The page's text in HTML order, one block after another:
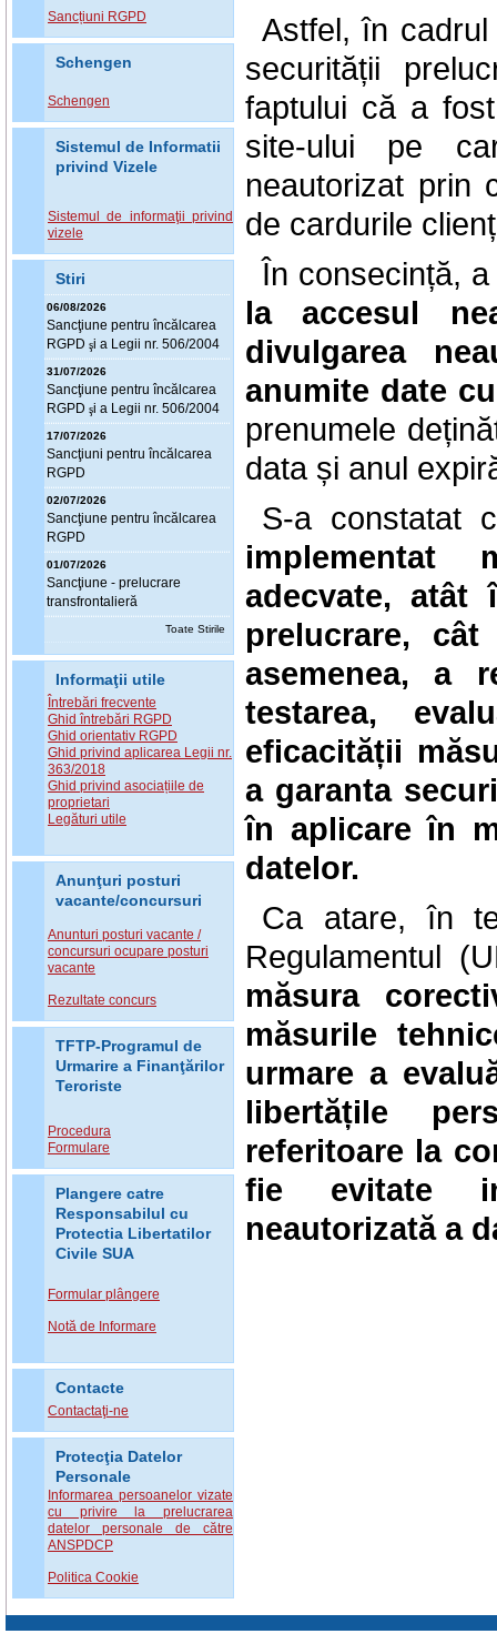
Sancțiuni RGPD
Schengen
Schengen
Sistemul de Informatii
privind Vizele
Sistemul de informaţii privind
vizele
Stiri
06/08/2026
Sancţiune pentru încălcarea
RGPD şi a Legii nr. 506/2004
31/07/2026
Sancţiune pentru încălcarea
RGPD şi a Legii nr. 506/2004
17/07/2026
Sancţiuni pentru încălcarea
RGPD
02/07/2026
Sancţiune pentru încălcarea
RGPD
01/07/2026
Sancţiune - prelucrare
transfrontalieră
Toate Stirile
Informaţii utile
Întrebări frecvente
Ghid întrebări RGPD
Ghid orientativ RGPD
Ghid privind aplicarea Legii nr.
363/2018
Ghid privind asociațiile de
proprietari
Legături utile
Anunţuri posturi
vacante/concursuri
Anunturi posturi vacante /
concursuri ocupare posturi
vacante
Rezultate concurs
TFTP-Programul de
Urmarire a Finanţărilor
Teroriste
Procedura
Formulare
Plangere catre
Responsabilul cu
Protectia Libertatilor
Civile SUA
Formular plângere
Notă de Informare
Contacte
Contactaţi-ne
Protecţia Datelor
Personale
Informarea persoanelor vizate
cu privire la prelucrarea
datelor personale de către
ANSPDCP
Politica Cookie
Astfel, în
securității
faptului că a
site-ului pe
neautorizat prin
de cardurile
În consecință,
la accesul
divulgarea
anumite date
prenumele
data și anul
S-a constatat
implementat
adecvate, atât
prelucrare,
asemenea, a
testarea,
eficacității
a garanta
în aplicare în
datelor.
Ca atare, în
Regulamentul
măsura
măsurile
urmare a
libertățile
referitoare la
fie evitate
neautorizată a